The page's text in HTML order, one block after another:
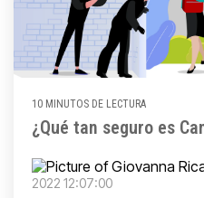
10 MINUTOS DE LECTURA
¿Qué tan seguro es
2022 12:07:00